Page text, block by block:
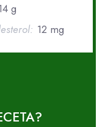
g
12 mg